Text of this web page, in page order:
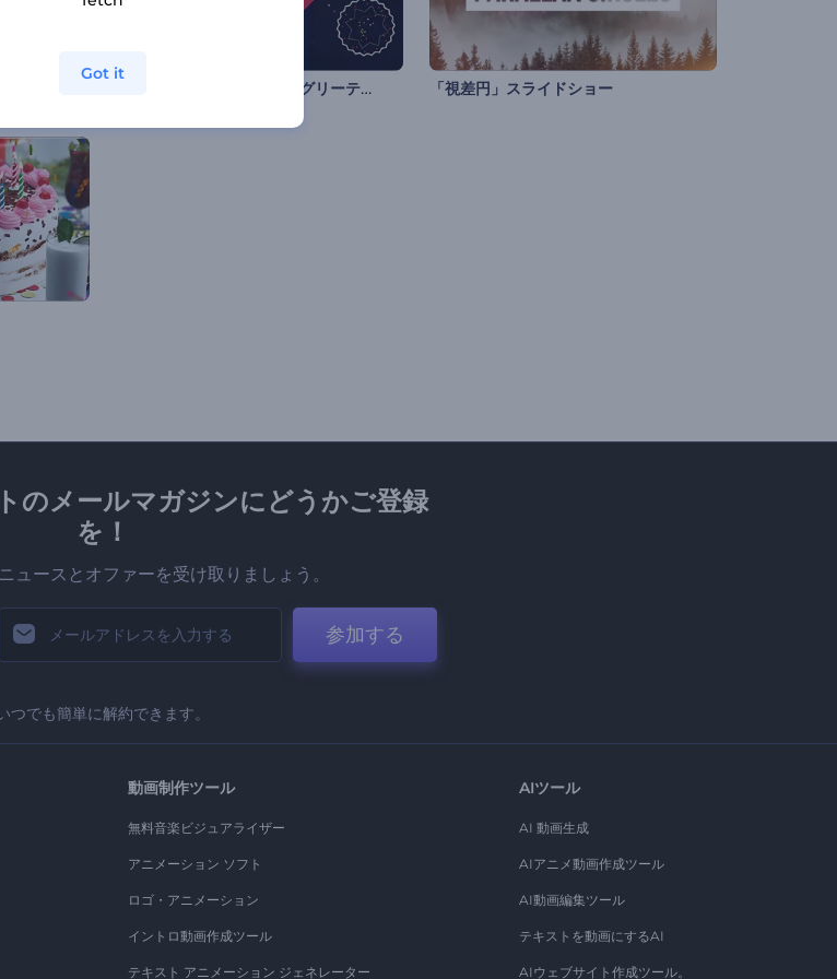
クリスマスをテーマにしたグリーティング動画 「視差円」スライドショー
のメールマガジンにどうかご登録
を！
ュースとオファーを受け取りましょう。
参加する
つでも簡単に解約できます。
動画制作ツール
無料音楽ビジュアライザー
アニメーション ソフト
ロゴ・アニメーション
イントロ動画作成ツール
テキスト アニメーション ジェネレーター
AIツール
AI 動画生成
AIアニメ動画作成ツール
AI動画編集ツール
テキストを動画にするAI
AIウェブサイト作成ツール。
Got it